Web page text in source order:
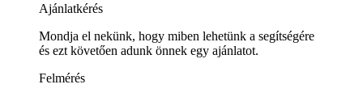
Ajánlatkérés
Mondja el nekünk, hogy miben lehetünk a segítségére
és ezt követően adunk önnek egy ajánlatot.
Felmérés